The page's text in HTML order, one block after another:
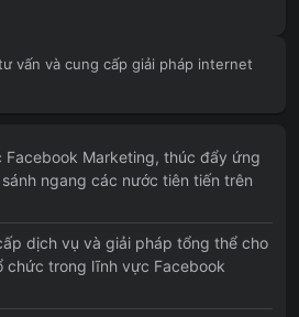
vấn và cung cấp giải pháp internet
Marketing, thúc đẩy ứng
ngang các nước tiên tiến trên
dịch vụ và giải pháp tổng thể cho
chức trong lĩnh vực Facebook